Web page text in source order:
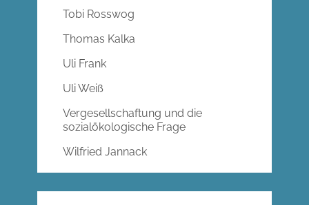
Tobi Rosswog
Thomas Kalka
Uli Frank
Uli Weiß
Vergesellschaftung und die
sozialökologische Frage
Wilfried Jannack